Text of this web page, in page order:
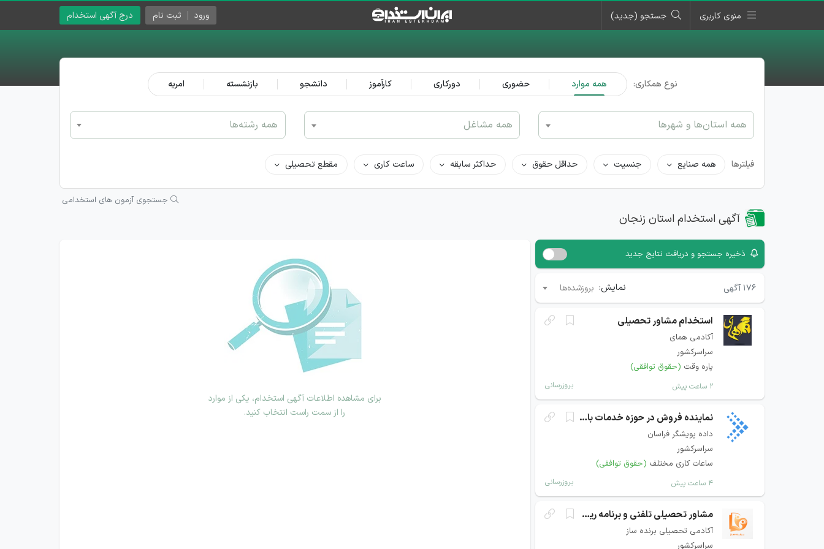
منوی کاربری جستجو (جدید) درج آگهی استخدام ورود ثبت نام
نوع همکاری: همه موارد حضوری دورکاری کارآموز دانشجو بازنشسته امریه
همه استان‌ها و شهرها همه مشاغل همه رشته‌ها
فیلترها همه صنایع جنسیت حداقل حقوق حداکثر سابقه ساعت کاری مقطع تحصیلی
جستجوی آزمون های استخدامی
آگهی استخدام استان زنجان
ذخیره جستجو و دریافت نتایج جدید
۱۷۶ آگهی نمایش: بروزشده‌ها
استخدام مشاور تحصیلی
آکادمی همای
سراسرکشور
پاره وقت (حقوق توافقی)
۲ ساعت پیش بروزرسانی
نماینده فروش در حوزه خدمات بانکی و پرداخت
داده پویشگر فراسان
سراسرکشور
ساعات کاری مختلف (حقوق توافقی)
۴ ساعت پیش بروزرسانی
مشاور تحصیلی تلفنی و برنامه ریزی
آکادمی تحصیلی برنده ساز
سراسرکشور
برای مشاهده اطلاعات آگهی استخدام، یکی از موارد
را از سمت راست انتخاب کنید.